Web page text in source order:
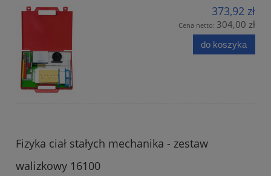
373,92 zł
Cena netto: 304,00 zł
do koszyka
Fizyka ciał stałych mechanika - zestaw
walizkowy 16100